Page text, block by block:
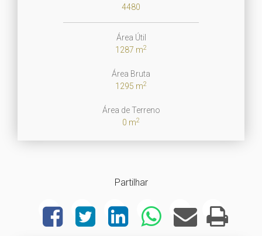
4480
Área Útil
1287 m2
Área Bruta
1295 m2
Área de Terreno
0 m2
Partilhar